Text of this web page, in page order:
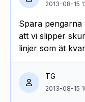
2013-08-15
Spara pengarna
att vi slipper
linjer som ät
TG
2013-08-15